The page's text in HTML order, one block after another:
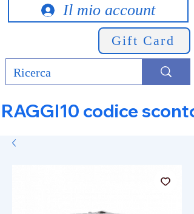
Il mio account
Gift Card
RAGGI10 codice